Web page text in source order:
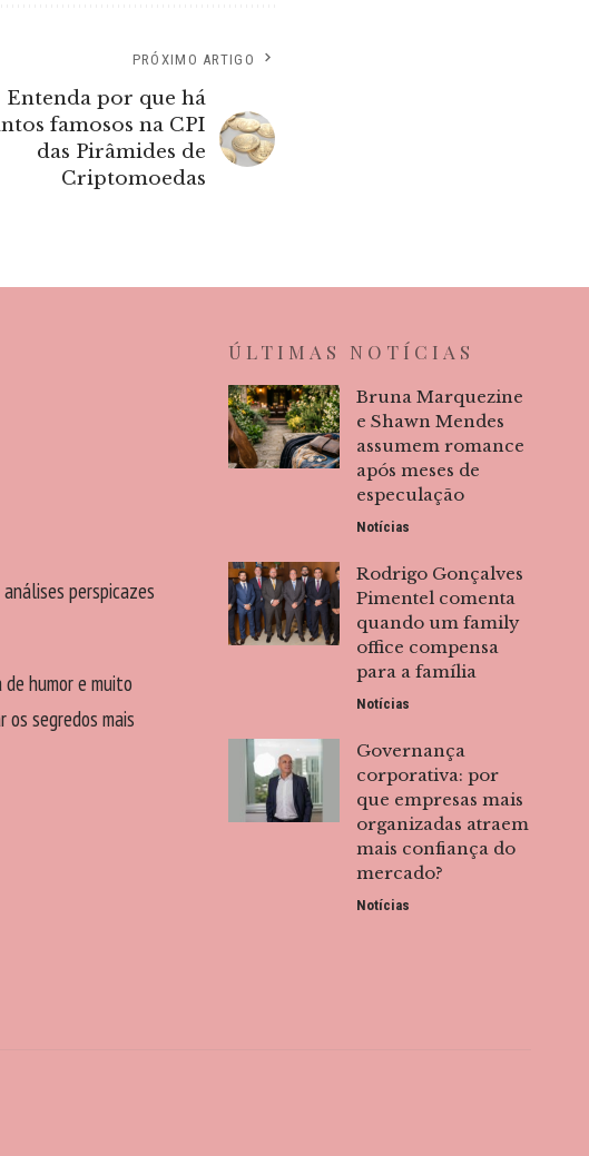
PRÓXIMO ARTIGO
Entenda por que há
famosos na CPI
das Pirâmides de
Criptomoedas
perspicazes
humor e muito
segredos mais
ÚLTIMAS NOTÍCIAS
Bruna Marquezine
e Shawn Mendes
assumem romance
após meses de
especulação
Notícias
Rodrigo Gonçalves
Pimentel comenta
quando um family
office compensa
para a família
Notícias
Governança
corporativa: por
que empresas mais
organizadas atraem
mais confiança do
mercado?
Notícias